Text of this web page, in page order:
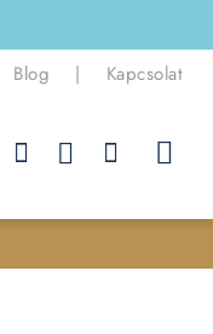
Blog | Kapcsolat